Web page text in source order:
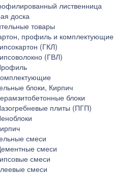
лиственница
доска
товары
профиль и комплектующие
(ГКЛ)
(ГВЛ)
блоки, Кирпич
блоки
плиты (ПГП)
смеси
смеси
смеси
смеси